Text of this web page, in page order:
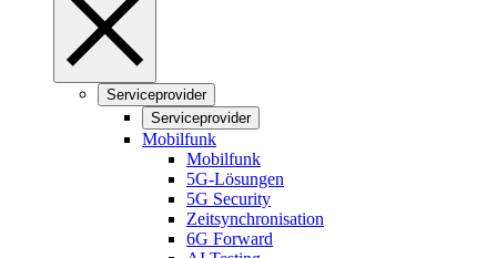
Serviceprovider
Serviceprovider
Mobilfunk
Mobilfunk
5G-Lösungen
5G Security
Zeitsynchronisation
6G Forward